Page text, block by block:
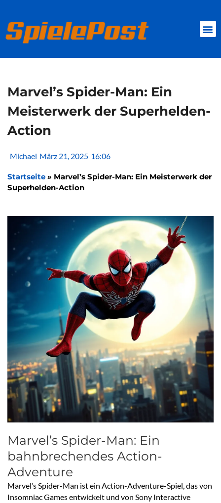
springen
Marvel’s Spider-Man: Ein
Meisterwerk der Superhelden-
Action
Michael März 21, 2025 16:06
Startseite » Marvel’s Spider-Man: Ein Meisterwerk der
Superhelden-Action
Marvel’s Spider-Man: Ein
bahnbrechendes Action-
Adventure
Marvel’s Spider-Man ist ein Action-Adventure-Spiel, das von
Insomniac Games entwickelt und von Sony Interactive